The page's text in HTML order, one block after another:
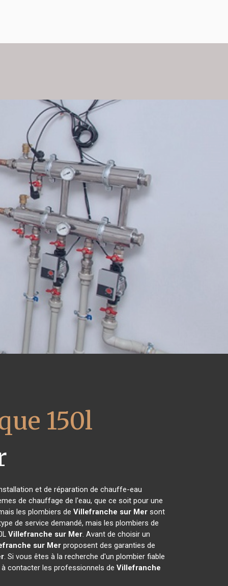
150l
et de réparation de chauffe-eau
de chauffage de l'eau, que ce soit pour une
les plombiers de Villefranche sur Mersont
de service demandé, mais les plombiers de
Villefranche sur Mer. Avant de choisir un
sur Mer proposent des garanties de
. Si vous êtes à la recherche d'un plombier fiable
à contacter les professionnels de Villefranche